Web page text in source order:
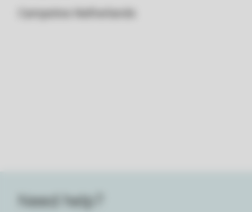
Need help?